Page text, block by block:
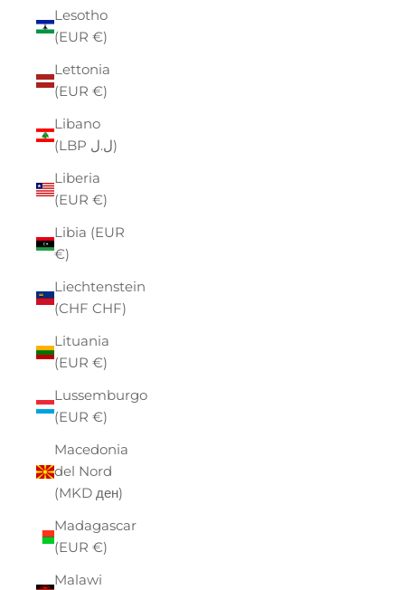
Lesotho
(EUR €)
Lettonia
(EUR €)
Libano
(LBP ل.ل)
Liberia
(EUR €)
Libia (EUR
€)
Liechtenstein
(CHF CHF)
Lituania
(EUR €)
Lussemburgo
(EUR €)
Macedonia
del Nord
(MKD ден)
Madagascar
(EUR €)
Malawi